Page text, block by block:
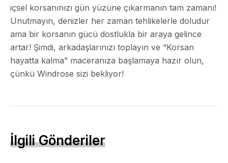
içsel korsanınızı gün yüzüne çıkarmanın tam zamanı!
Unutmayın, denizler her zaman tehlikelerle doludur
ama bir korsanın gücü dostlukla bir araya gelince
artar! Şimdi, arkadaşlarınızı toplayın ve “Korsan
hayatta kalma” maceranıza başlamaya hazır olun,
çünkü Windrose sizi bekliyor!
İlgili Gönderiler